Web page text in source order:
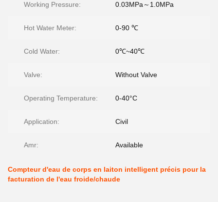
Working Pressure: 0.03MPa～1.0MPa
Hot Water Meter: 0-90 ℃
Cold Water: 0℃~40℃
Valve: Without Valve
Operating Temperature: 0-40°C
Application: Civil
Amr: Available
Compteur d'eau de corps en laiton intelligent précis pour la
facturation de l'eau froide/chaude